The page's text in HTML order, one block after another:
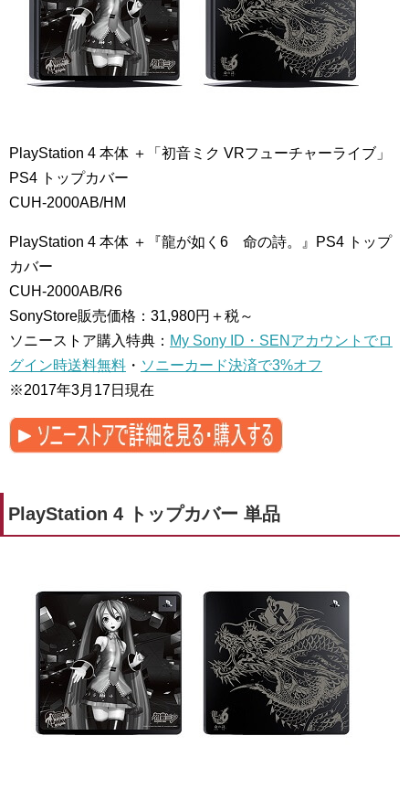
PlayStation 4 本体 ＋「初音ミク VRフューチャーライブ」
PS4 トップカバー
CUH-2000AB/HM
PlayStation 4 本体 ＋『龍が如く6 命の詩。』PS4 トップ
カバー
CUH-2000AB/R6
SonyStore販売価格：31,980円＋税～
ソニーストア購入特典： My Sony ID・SENアカウントでロ
グイン時送料無料 ・ ソニーカード決済で3%オフ
※2017年3月17日現在
PlayStation 4 トップカバー 単品